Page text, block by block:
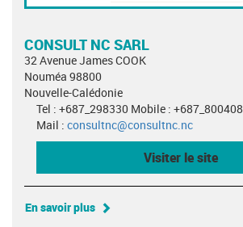
CONSULT NC SARL
32 Avenue James COOK
Nouméa 98800
Nouvelle-Calédonie
Tel : +687_298330 Mobile : +687_800408
Mail : consultnc@consultnc.nc
Visiter le site
En savoir plus